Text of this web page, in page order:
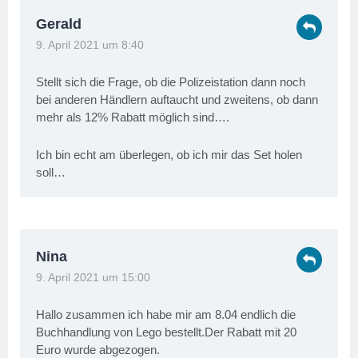
Gerald
9. April 2021 um 8:40
Stellt sich die Frage, ob die Polizeistation dann noch
bei anderen Händlern auftaucht und zweitens, ob dann
mehr als 12% Rabatt möglich sind….
Ich bin echt am überlegen, ob ich mir das Set holen
soll…
Nina
9. April 2021 um 15:00
Hallo zusammen ich habe mir am 8.04 endlich die
Buchhandlung von Lego bestellt.Der Rabatt mit 20
Euro wurde abgezogen.